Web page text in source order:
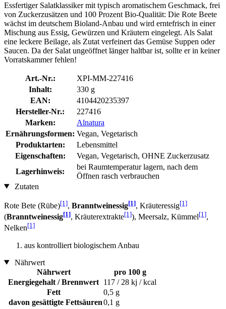
Essfertiger Salatklassiker mit typisch aromatischem Geschmack, frei
von Zuckerzusätzen und 100 Prozent Bio-Qualität: Die Rote Beete
wächst im deutschem Bioland-Anbau und wird erntefrisch in einer
Mischung aus Essig, Gewürzen und Kräutern eingelegt. Als Salat
eine leckere Beilage, als Zutat verfeinert das Gemüse Suppen oder
Saucen. Da der Salat ungeöffnet länger haltbar ist, sollte er in keiner
Vorratskammer fehlen!
Art.-Nr.:
XPI-MM-227416
Inhalt:
330 g
EAN:
4104420235397
Hersteller-Nr.:
227416
Marken:
Alnatura
Ernährungsformen: Vegan, Vegetarisch
Produktarten:
Lebensmittel
Eigenschaften:
Vegan, Vegetarisch, OHNE Zuckerzusatz
Lagerhinweis:
bei Raumtemperatur lagern, nach dem
Öffnen rasch verbrauchen
Zutaten
Rote Bete (Rübe)[1], Branntweinessig[1], Kräuteressig[1]
(Branntweinessig[1], Kräuterextrakte[1]), Meersalz, Kümmel[1],
Nelken[1]
aus kontrolliert biologischem Anbau
Nährwert
Nährwert
pro 100 g
Energiegehalt / Brennwert 117 / 28 kj / kcal
Fett
0,5 g
davon gesättigte Fettsäuren0,1 g